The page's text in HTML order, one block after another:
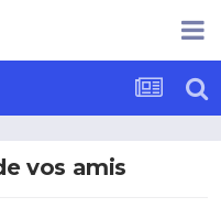
vos amis